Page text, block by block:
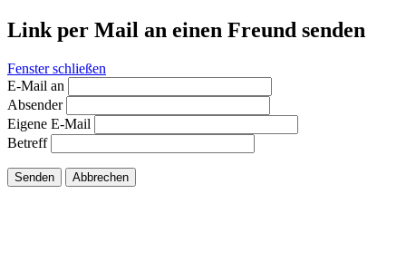
Link per Mail an einen Freund senden
Fenster schließen
E-Mail an
Absender
Eigene E-Mail
Betreff
Senden Abbrechen